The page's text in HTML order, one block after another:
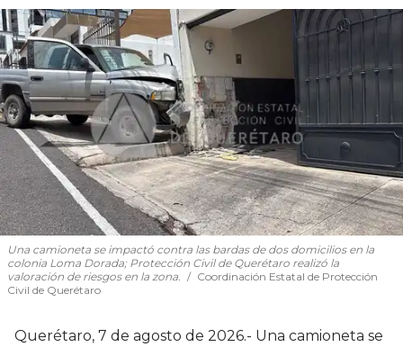
Una camioneta se impactó contra las bardas de dos domicilios en la
colonia Loma Dorada; Protección Civil de Querétaro realizó la
valoración de riesgos en la zona.
Coordinación Estatal de Protección
Civil de Querétaro
Querétaro, 7 de agosto de 2026.- Una camioneta se